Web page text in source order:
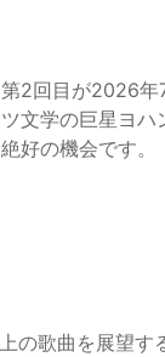
2回目が2026
文学の巨星ヨハ
好の機会です。
の歌曲を展望す